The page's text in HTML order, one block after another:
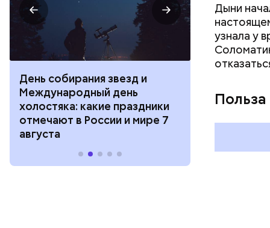
День собирания звезд и
Международный день
холостяка: какие праздники
отмечают в России и мире 7
августа
и
праздники
Дыни
узнала у